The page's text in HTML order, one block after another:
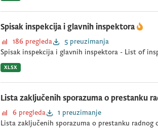
Spisak inspekcija i glavnih inspektora
186 pregleda
5 preuzimanja
Spisak inspekcija i glavnih inspektora - List of
XLSX
Lista zaključenih sporazuma o prestanku
6 pregleda
1 preuzimanje
Lista zaključenih sporazuma o prestanku